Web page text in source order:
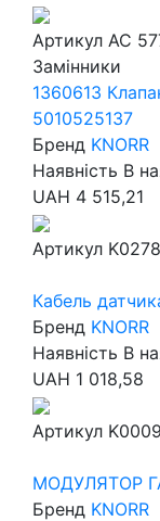
Артикул AC
Замінники
1360613
5010525137
Бренд KNORR
Наявність В
UAH 4 515,21
Артикул
Кабель
Бренд KNORR
Наявність В
UAH 1 018,58
Артикул
МОДУЛЯТОР
Бренд KNORR